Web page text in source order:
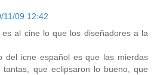
11/09 12:42
al cine lo que los diseñadores a la
del icne español es que las mierdas
que eclipsaron lo bueno, que